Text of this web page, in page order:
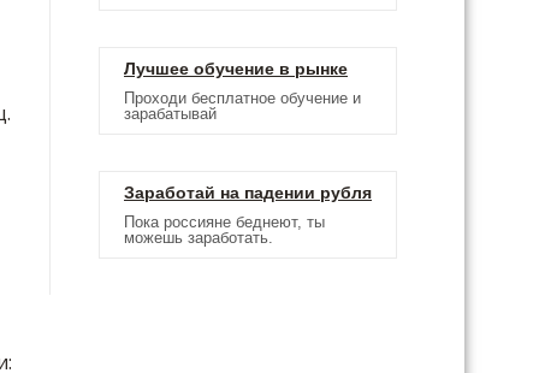
Лучшее обучение в рынке
Проходи бесплатное обучение и
зарабатывай
Заработай на падении рубля
Пока россияне беднеют, ты
можешь заработать.